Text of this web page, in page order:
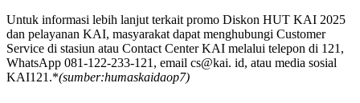
Untuk informasi lebih lanjut terkait promo Diskon HUT KAI 2025
dan pelayanan KAI, masyarakat dapat menghubungi Customer
Service di stasiun atau Contact Center KAI melalui telepon di 121,
WhatsApp 081-122-233-121, email cs@kai. id, atau media sosial
KAI121.*(sumber:humaskaidaop7)